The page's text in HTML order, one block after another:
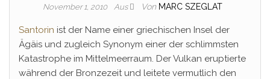
November 1, 2010 Aus Von MARC SZEGLAT
Santorin ist der Name einer griechischen Insel der
Ägäis und zugleich Synonym einer der schlimmsten
Katastrophe im Mittelmeerraum. Der Vulkan eruptierte
während der Bronzezeit und leitete vermutlich den